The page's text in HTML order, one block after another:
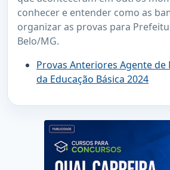
conhecer e entender como as
organizar as provas para
Belo/MG.
Provas Anteriores Agente
da Educação Básica 2024